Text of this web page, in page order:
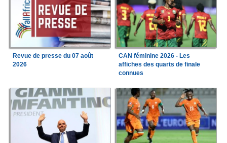
Revue de presse du 07 août
2026
CAN féminine 2026 - Les
affiches des quarts de finale
connues